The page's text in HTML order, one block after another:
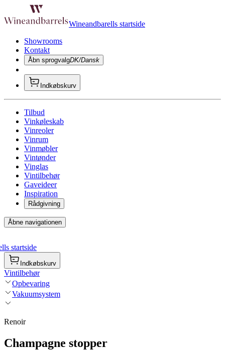
Wineandbarells startside
Showrooms
Kontakt
Åbn sprogvalgDK/Dansk
Indkøbskurv
Tilbud
Vinkøleskab
Vinreoler
Vinrum
Vinmøbler
Vintønder
Vinglas
Vintilbehør
Gaveideer
Inspiration
Rådgivning
Åbne navigationen
startside
Indkøbskurv
Vintilbehør
Opbevaring
Vakuumsystem
Renoir
Champagne stopper